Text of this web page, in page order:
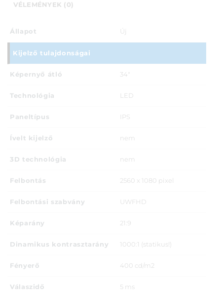
VÉLEMÉNYEK (0)
Állapot Új
Kijelző tulajdonságai
Képernyő átló 34"
Technológia LED
Paneltípus IPS
Ívelt kijelző nem
3D technológia nem
Felbontás 2560 x 1080 pixel
Felbontási szabvány UWFHD
Képarány 21:9
Dinamikus kontrasztarány 1000:1 (statikus!)
Fényerő 400 cd/m2
Válaszidő 5 ms